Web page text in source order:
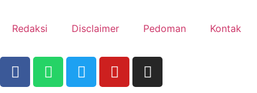
Redaksi Disclaimer Pedoman Kontak